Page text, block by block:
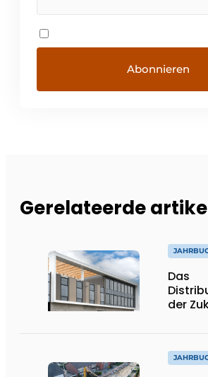
Gerelateerde
Das
der
lässt
ins